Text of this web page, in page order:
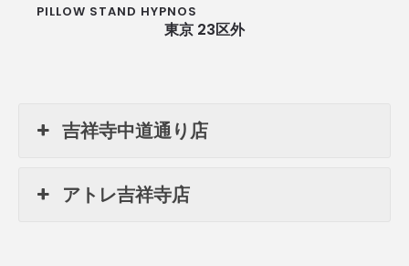
PILLOW STAND HYPNOS
東京 23区外
吉祥寺中道通り店
アトレ吉祥寺店